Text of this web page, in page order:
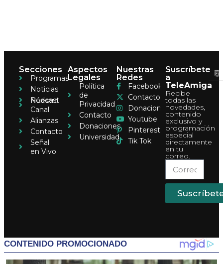
Secciones
Programas
Noticias
Pódcast
Nuestro
Canal
Alianzas
Contacto
Señal
en Vivo
Aspectos
Legales
Política
de
Privacidad
Contacto
Donaciones
Universidad
Nuestras
Redes
Facebook
Contacto
Donaciones
Youtube
Pinterest
Tik Tok
Suscríbete
a
TeleAmiga
Recibe
todas las
novedades,
contenido
exclusivo y
programación
especial
directamente
en tu
correo.